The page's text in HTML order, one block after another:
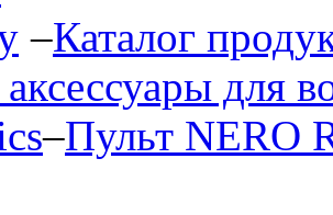
–Каталог
для
–Пульт NERO